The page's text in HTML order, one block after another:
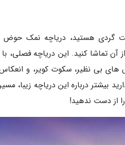
گردی هستید، دریاچه نمک
تماشا کنید. این دریاچه فصلی،
بی نظیر، سکوت کویر، و
بیشتر درباره این دریاچه زیبا،
از دست ندهید!